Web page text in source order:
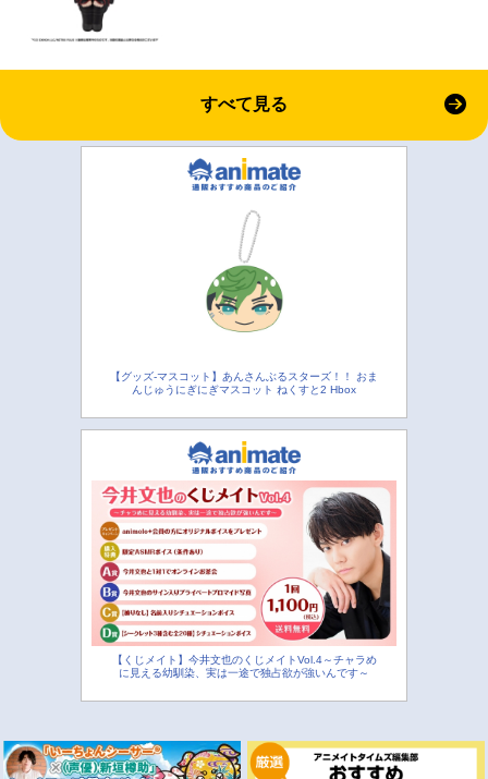
すべて見る
【グッズ-マスコット】あんさんぶるスターズ！！ おま
んじゅうにぎにぎマスコット ねくすと2 Hbox
【くじメイト】今井文也のくじメイトVol.4～チャラめ
に見える幼馴染、実は一途で独占欲が強いんです～